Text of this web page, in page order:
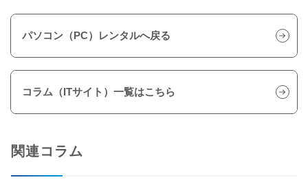
パソコン（PC）レンタルへ戻る
コラム（ITサイト）一覧はこちら
関連コラム